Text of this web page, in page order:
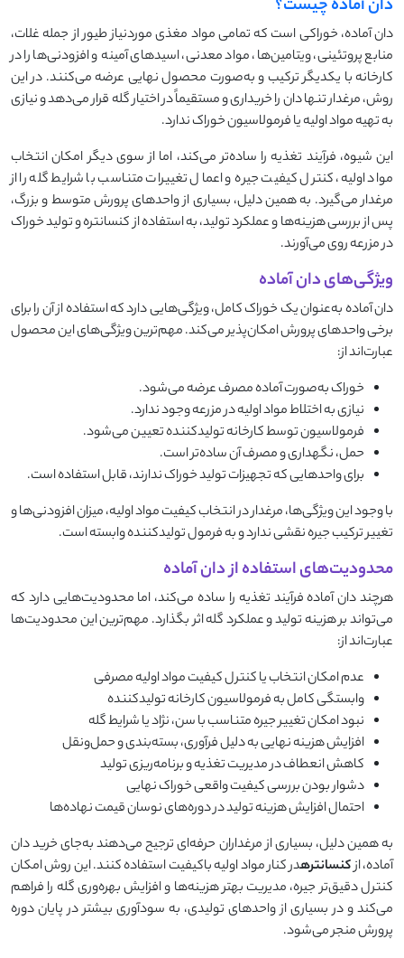
دان آماده چیست؟
دان آماده، خوراکی است که تمامی مواد مغذی موردنیاز طیور از جمله غلات،
منابع پروتئینی، ویتامین‌ها، مواد معدنی، اسیدهای آمینه و افزودنی‌ها را در
کارخانه با یکدیگر ترکیب و به‌صورت محصول نهایی عرضه می‌کنند. در این
روش، مرغدار تنها دان را خریداری و مستقیماً در اختیار گله قرار می‌دهد و نیازی
به تهیه مواد اولیه یا فرمولاسیون خوراک ندارد.
این شیوه، فرآیند تغذیه را ساده‌تر می‌کند، اما از سوی دیگر امکان انتخاب
مواد اولیه، کنترل کیفیت جیره و اعمال تغییرات متناسب با شرایط گله را از
مرغدار می‌گیرد. به همین دلیل، بسیاری از واحدهای پرورش متوسط و بزرگ،
پس از بررسی هزینه‌ها و عملکرد تولید، به استفاده از کنسانتره و تولید خوراک
در مزرعه روی می‌آورند.
ویژگی‌های دان آماده
دان آماده به‌عنوان یک خوراک کامل، ویژگی‌هایی دارد که استفاده از آن را برای
برخی واحدهای پرورش امکان‌پذیر می‌کند. مهم‌ترین ویژگی‌های این محصول
عبارت‌اند از:
خوراک به‌صورت آماده مصرف عرضه می‌شود.
نیازی به اختلاط مواد اولیه در مزرعه وجود ندارد.
فرمولاسیون توسط کارخانه تولیدکننده تعیین می‌شود.
حمل، نگهداری و مصرف آن ساده‌تر است.
برای واحدهایی که تجهیزات تولید خوراک ندارند، قابل استفاده است.
با وجود این ویژگی‌ها، مرغدار در انتخاب کیفیت مواد اولیه، میزان افزودنی‌ها و
تغییر ترکیب جیره نقشی ندارد و به فرمول تولیدکننده وابسته است.
محدودیت‌های استفاده از دان آماده
هرچند دان آماده فرآیند تغذیه را ساده می‌کند، اما محدودیت‌هایی دارد که
می‌تواند بر هزینه تولید و عملکرد گله اثر بگذارد. مهم‌ترین این محدودیت‌ها
عبارت‌اند از:
عدم امکان انتخاب یا کنترل کیفیت مواد اولیه مصرفی
وابستگی کامل به فرمولاسیون کارخانه تولیدکننده
نبود امکان تغییر جیره متناسب با سن، نژاد یا شرایط گله
افزایش هزینه نهایی به دلیل فرآوری، بسته‌بندی و حمل‌ونقل
کاهش انعطاف در مدیریت تغذیه و برنامه‌ریزی تولید
دشوار بودن بررسی کیفیت واقعی خوراک نهایی
احتمال افزایش هزینه تولید در دوره‌های نوسان قیمت نهاده‌ها
به همین دلیل، بسیاری از مرغداران حرفه‌ای ترجیح می‌دهند به‌جای خرید دان
آماده، ازکنسانترهدر کنار مواد اولیه باکیفیت استفاده کنند. این روش امکان
کنترل دقیق‌تر جیره، مدیریت بهتر هزینه‌ها و افزایش بهره‌وری گله را فراهم
می‌کند و در بسیاری از واحدهای تولیدی، به سودآوری بیشتر در پایان دوره
پرورش منجر می‌شود.